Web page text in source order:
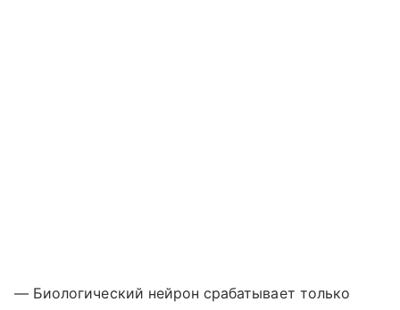
— Биологический нейрон срабатывает только